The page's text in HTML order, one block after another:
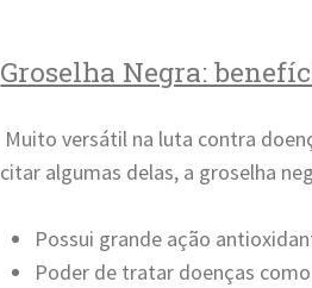
Groselha Negra:
Muito versátil na luta contra
citar algumas delas, a groselha
Possui grande ação
Poder de tratar doenças